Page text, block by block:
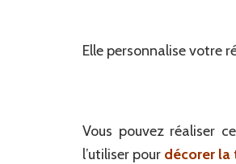
Elle personnalise votre
Vous pouvez réaliser
l’utiliser pour décorer la